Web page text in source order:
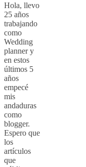
Hola, llevo
25 años
trabajando
como
Wedding
planner y
en estos
últimos 5
años
empecé
mis
andaduras
como
blogger.
Espero que
los
artículos
que